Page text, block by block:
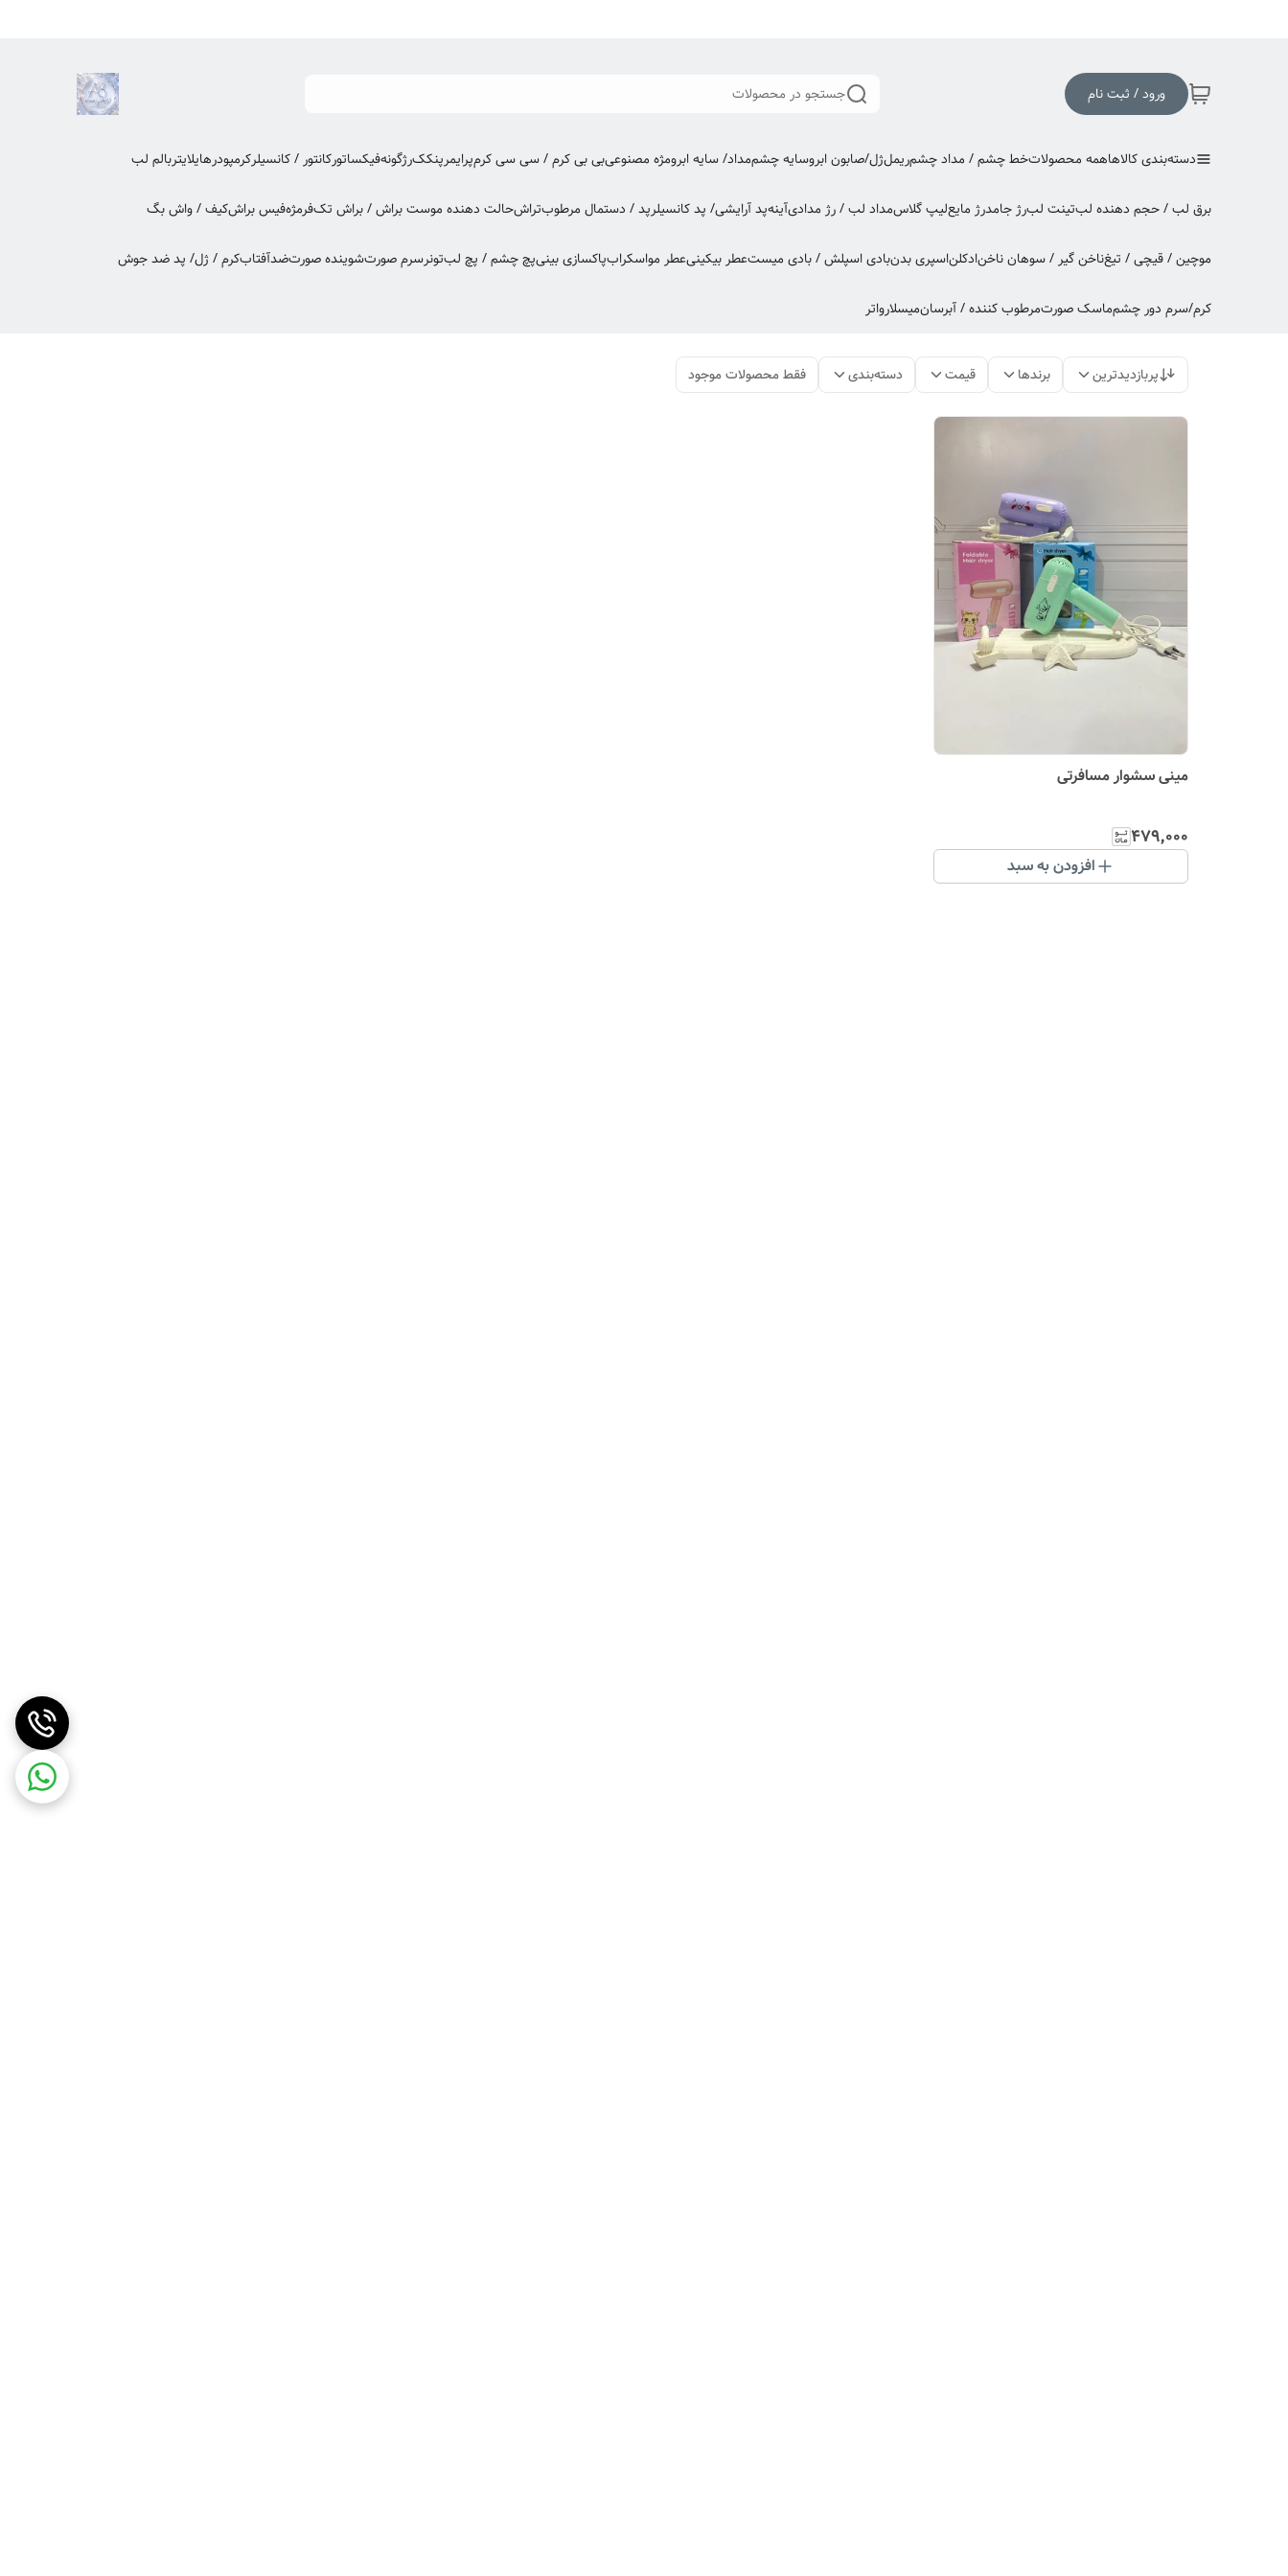
ورود / ثبت نام جستجو در محصولات
دسته‌بندی کالاهاهمه محصولاتخط چشم / مداد چشمریملژل/صابون ابروسایه چشممداد/ سایه ابرومژه مصنوعیبی بی کرم / سی سی کرمپرایمرپنککرژگونهفیکساتورکانتور / کانسیلرکرمپودرهایلایتربالم لب
برق لب / حجم دهنده لبتینت لبرژ جامدرژ مایعلیپ گلاسمداد لب / رژ مدادیآینهپد آرایشی/ پد کانسیلرپد / دستمال مرطوبتراشحالت دهنده موست براش / براش تکفرمژهفیس براشکیف / واش بگ
موچین / قیچی / تیغناخن گیر / سوهان ناخنادکلناسپری بدنبادی اسپلش / بادی میستعطر بیکینیعطر مواسکرابپاکسازی بینیپچ چشم / پچ لبتونرسرم صورتشوینده صورتضدآفتابکرم / ژل/ پد ضد جوش
کرم/سرم دور چشمماسک صورتمرطوب کننده / آبرسانمیسلارواتر
پربازدیدترین برندها قیمت دسته‌بندی فقط محصولات موجود
مینی سشوار مسافرتی
۴۷۹٬۰۰۰
افزودن به سبد